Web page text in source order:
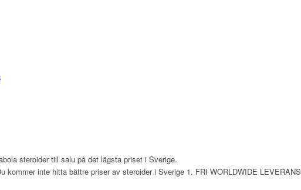
steroider till salu på det lägsta priset i Sverige.
kommer inte hitta bättre priser av steroider i Sverige 1. FRI WORLDWIDE LEVERANS